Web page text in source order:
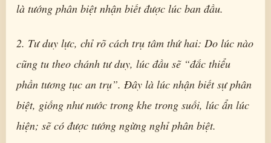
là tướng phân biệt nhận biết được lúc ban đầu.
2. Tư duy lực, chỉ rõ cách trụ tâm thứ hai: Do lúc nào
cũng tu theo chánh tư duy, lúc đầu sẽ “đắc thiểu
phần tương tục an trụ”. Đây là lúc nhận biết sự phân
biệt, giống như nước trong khe trong suối, lúc ẩn lúc
hiện; sẽ có được tướng ngừng nghỉ phân biệt.